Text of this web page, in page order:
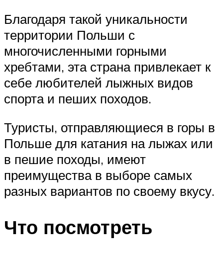
Благодаря такой уникальности
территории Польши с
многочисленными горными
хребтами, эта страна привлекает к
себе любителей лыжных видов
спорта и пеших походов.
Туристы, отправляющиеся в горы в
Польше для катания на лыжах или
в пешие походы, имеют
преимущества в выборе самых
разных вариантов по своему вкусу.
Что посмотреть